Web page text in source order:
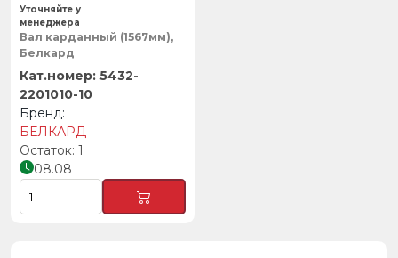
Вал карданный (1567мм),
Белкард
5432-
2201010-10
БЕЛКАРД
1
08.08
Уточняйте у
менеджера